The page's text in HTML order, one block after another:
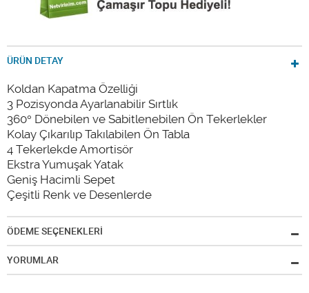
ÜRÜN DETAY
Koldan Kapatma Özelliği
3 Pozisyonda Ayarlanabilir Sırtlık
360° Dönebilen ve Sabitlenebilen Ön Tekerlekler
Kolay Çıkarılıp Takılabilen Ön Tabla
4 Tekerlekde Amortisör
Ekstra Yumuşak Yatak
Geniş Hacimli Sepet
Çeşitli Renk ve Desenlerde
ÖDEME SEÇENEKLERİ
YORUMLAR